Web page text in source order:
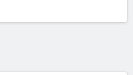
одам кај него да пробаме,
се вратам избедирана.
не знам...